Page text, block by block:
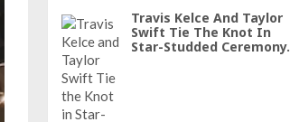
Travis Kelce And Taylor
Swift Tie The Knot In
Star-Studded Ceremony.